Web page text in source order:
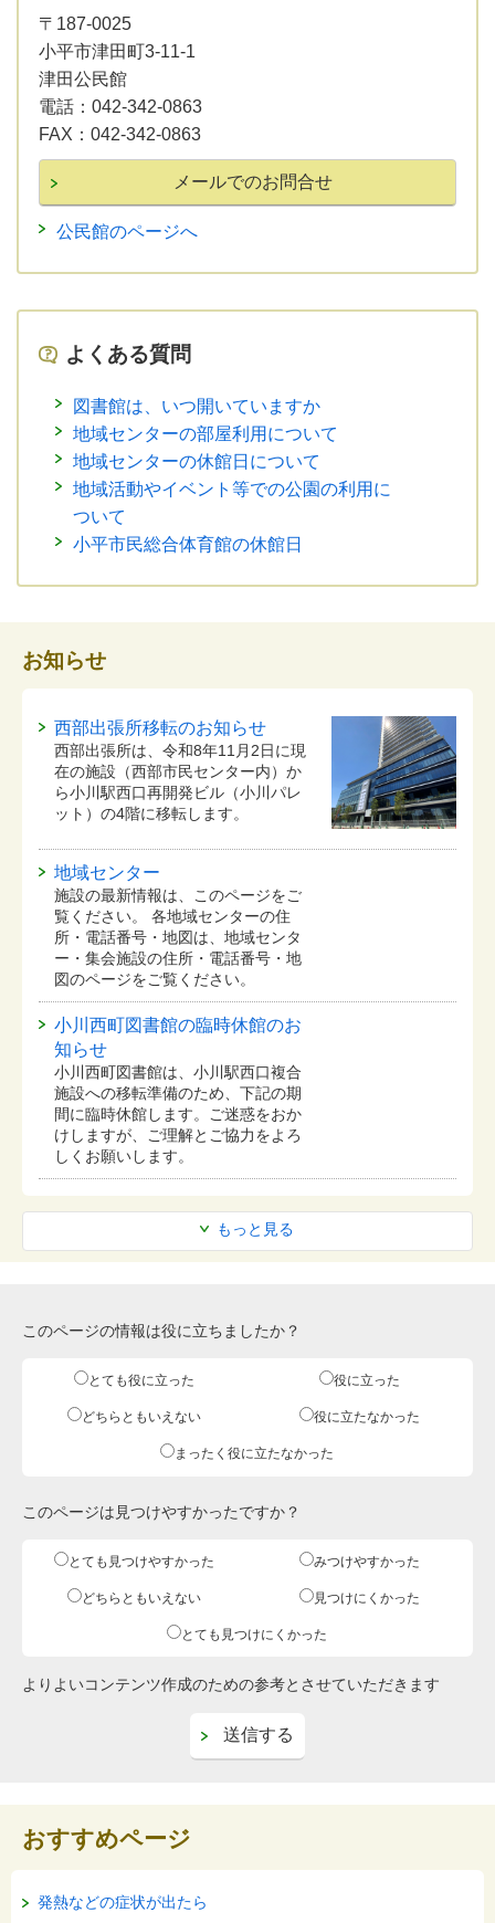
〒187-0025
小平市津田町3-11-1
津田公民館
電話： 042-342-0863
FAX： 042-342-0863
公民館のページへ
よくある質問
図書館は、いつ開いていますか
地域センターの部屋利用について
地域センターの休館日について
地域活動やイベント等での公園の利用に
ついて
小平市民総合体育館の休館日
お知らせ
もっと見る
西部出張所移転のお知らせ
西部出張所は、令和8年11月2日に現
在の施設（西部市民センター内）か
ら小川駅西口再開発ビル（小川パレ
ット）の4階に移転します。
地域センター
施設の最新情報は、このページをご
覧ください。 各地域センターの住
所・電話番号・地図は、地域センタ
ー・集会施設の住所・電話番号・地
図のページをご覧ください。
小川西町図書館の臨時休館のお
知らせ
小川西町図書館は、小川駅西口複合
施設への移転準備のため、下記の期
間に臨時休館します。ご迷惑をおか
けしますが、ご理解とご協力をよろ
しくお願いします。
このページの情報は役に立ちましたか？
とても役に立った 役に立った
どちらともいえない 役に立たなかった
まったく役に立たなかった
このページは見つけやすかったですか？
とても見つけやすかった みつけやすかった
どちらともいえない 見つけにくかった
とても見つけにくかった
よりよいコンテンツ作成のための参考とさせていただきます
おすすめページ
発熱などの症状が出たら